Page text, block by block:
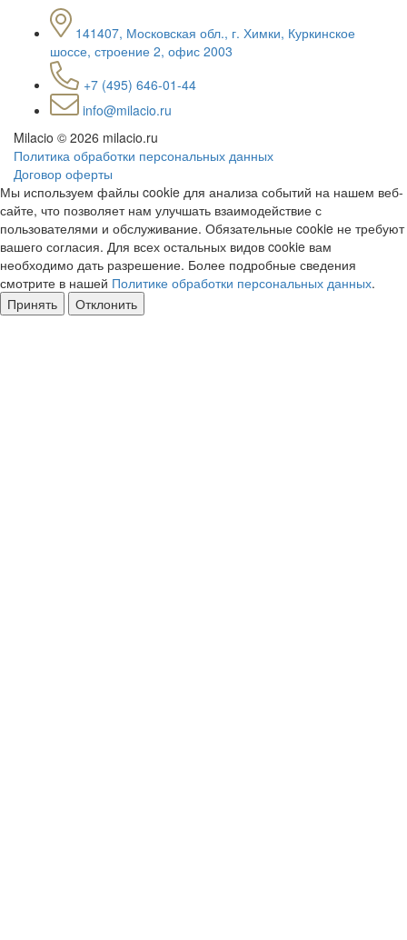
141407, Московская обл., г. Химки, Куркинское
шоссе, строение 2, офис 2003
+7 (495) 646-01-44
info@milacio.ru
Milacio © 2026 milacio.ru
Политика обработки персональных данных
Договор оферты
Мы используем файлы cookie для анализа событий на нашем веб-
сайте, что позволяет нам улучшать взаимодействие с
пользователями и обслуживание. Обязательные cookie не требуют
вашего согласия. Для всех остальных видов cookie вам
необходимо дать разрешение. Более подробные сведения
смотрите в нашей Политике обработки персональных данных.
Принять
Отклонить